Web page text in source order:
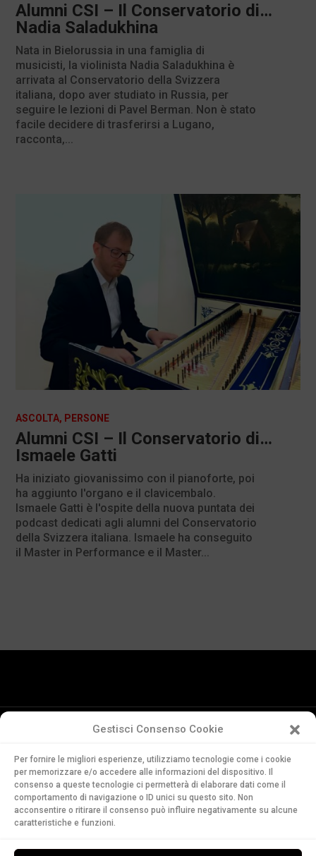
Gestisci Consenso Cookie
Per fornire le migliori esperienze, utilizziamo tecnologie come i cookie
per memorizzare e/o accedere alle informazioni del dispositivo. Il
consenso a queste tecnologie ci permetterà di elaborare dati come il
comportamento di navigazione o ID unici su questo sito. Non
acconsentire o ritirare il consenso può influire negativamente su alcune
caratteristiche e funzioni.
Alumni CSI – Il Conservatorio di…
Nadia Saladukhina
Nata in Bielorussia in una famiglia di
musicisti, la violinista Nadia Saladukhina è
arrivata al Conservatorio della Svizzera
italiana, dopo aver studiato in Russia, per
seguire le lezioni di Pavel Berman. Non è stato
facile decidere di trasferirsi a Lugano,
racconta,...
Alumni CSI – Il Conservatorio di…
Ismaele Gatti
ASCOLTA, PERSONE
Ha iniziato giovanissimo con il pianoforte, poi
ha aggiunto l'organo e il clavicembalo.
Ismaele Gatti è l'ospite della nuova puntata dei
podcast dedicati agli alumni del Conservatorio
della Svizzera italiana. Ismaele ha conseguito
il Master in Performance e il Master...
della Svizzera Italiana
Via Soldino 9
CH-6900 Lugano
T. +41 91 960 30 40
LEGGI